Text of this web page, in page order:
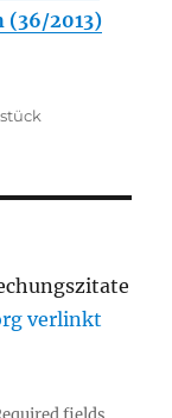
(36/2013)
verlinkt